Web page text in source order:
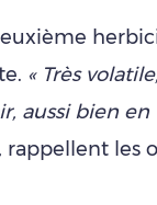
« Très
aussi bien
rappellent les